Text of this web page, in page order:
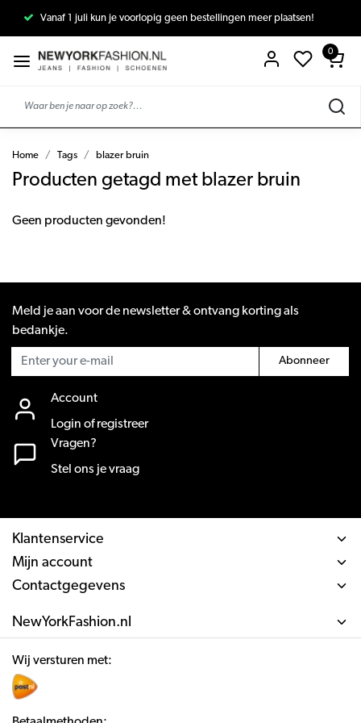
Vanaf 1 juli kun je voorlopig geen bestellingen meer plaatsen!
0
Home Tags blazer bruin
Producten getagd met blazer bruin
Geen producten gevonden!
Meld je aan voor de newsletter & ontvang korting als
bedankje.
Abonneer
Account
Login of registreer
Vragen?
Stel ons je vraag
Klantenservice
Mijn account
Contactgegevens
NewYorkFashion.nl
Wij versturen met: